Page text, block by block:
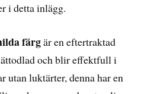
i detta inlägg.
färgär en eftertraktad
och blir effektfull i
utan luktärter, denna har en